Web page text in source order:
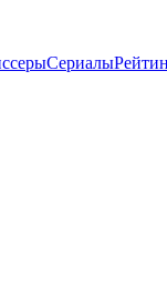
Сериалы